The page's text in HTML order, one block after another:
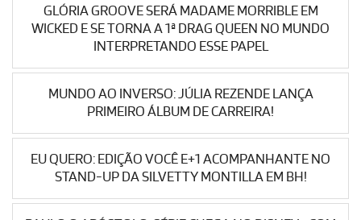
GLÓRIA GROOVE SERÁ MADAME MORRIBLE EM
WICKED E SE TORNA A 1ª DRAG QUEEN NO MUNDO
INTERPRETANDO ESSE PAPEL
MUNDO AO INVERSO: JÚLIA REZENDE LANÇA
PRIMEIRO ÁLBUM DE CARREIRA!
EU QUERO: EDIÇÃO VOCÊ E+1 ACOMPANHANTE NO
STAND-UP DA SILVETTY MONTILLA EM BH!